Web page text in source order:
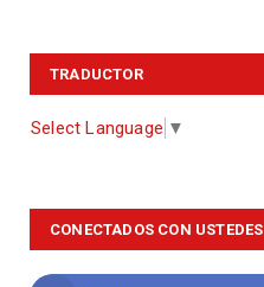
TRADUCTOR
Select Language ▼
CONECTADOS CON USTEDES